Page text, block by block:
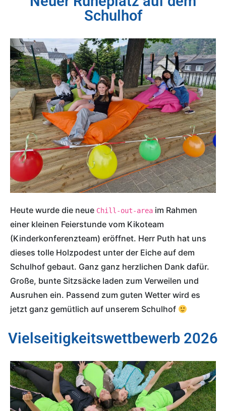
Schulhof
Heute wurde die neue Chill-out-area im Rahmen
einer kleinen Feierstunde vom Kikoteam
(Kinderkonferenzteam) eröffnet. Herr Puth hat uns
dieses tolle Holzpodest unter der Eiche auf dem
Schulhof gebaut. Ganz ganz herzlichen Dank dafür.
Große, bunte Sitzsäcke laden zum Verweilen und
Ausruhen ein. Passend zum guten Wetter wird es
jetzt ganz gemütlich auf unserem Schulhof
Vielseitigkeitswettbewerb 2026